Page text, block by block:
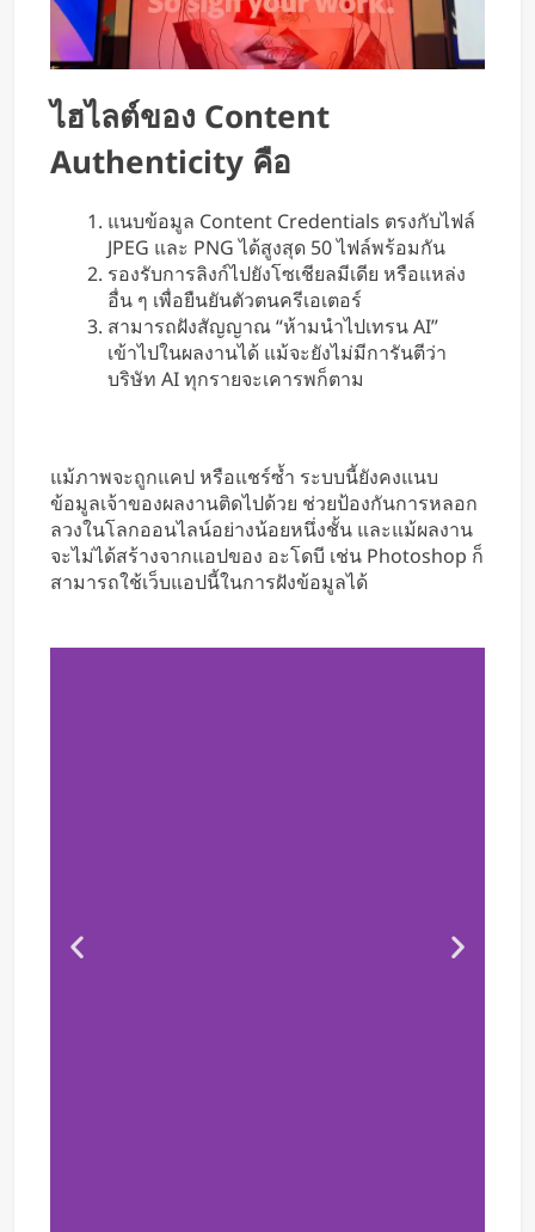
ไฮไลต์ของ Content
Authenticity คือ
แนบข้อมูล Content Credentials ตรงกับไฟล์
JPEG และ PNG ได้สูงสุด 50 ไฟล์พร้อมกัน
รองรับการลิงก์ไปยังโซเชียลมีเดีย หรือแหล่ง
อื่น ๆ เพื่อยืนยันตัวตนครีเอเตอร์
สามารถฝังสัญญาณ “ห้ามนำไปเทรน AI”
เข้าไปในผลงานได้ แม้จะยังไม่มีการันตีว่า
บริษัท AI ทุกรายจะเคารพก็ตาม
แม้ภาพจะถูกแคป หรือแชร์ซ้ำ ระบบนี้ยังคงแนบ
ข้อมูลเจ้าของผลงานติดไปด้วย ช่วยป้องกันการหลอก
ลวงในโลกออนไลน์อย่างน้อยหนึ่งชั้น และแม้ผลงาน
จะไม่ได้สร้างจากแอปของ อะโดบี เช่น Photoshop ก็
สามารถใช้เว็บแอปนี้ในการฝังข้อมูลได้